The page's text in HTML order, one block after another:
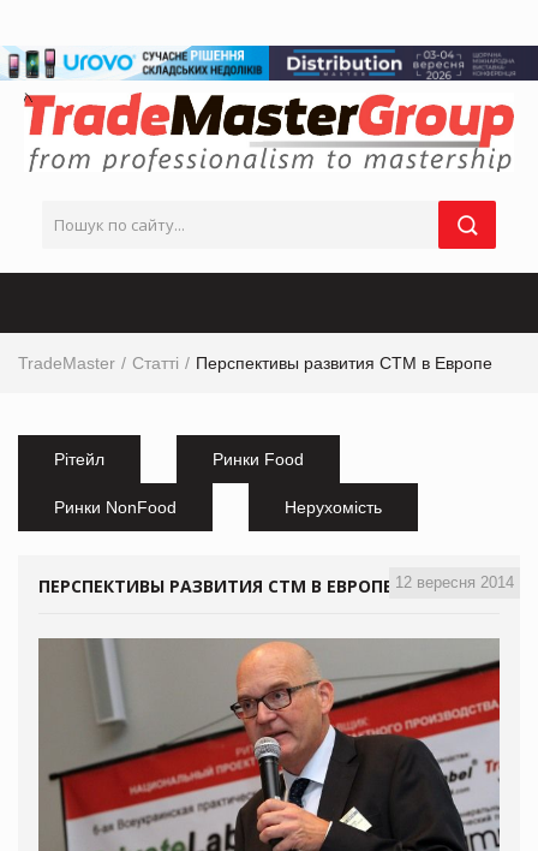
TradeMaster Статті Перспективы развития СТМ в Европе
Рітейл Ринки Food
Ринки NonFood Нерухомість
12 вересня 2014
ПЕРСПЕКТИВЫ РАЗВИТИЯ СТМ В ЕВРОПЕ